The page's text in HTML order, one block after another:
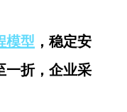
模型 ，稳定安
一折，企业采